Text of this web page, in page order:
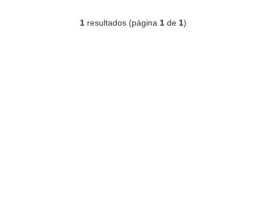
1 resultados (página 1 de 1)